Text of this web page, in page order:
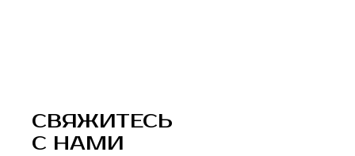
СВЯЖИТЕСЬ
С НАМИ